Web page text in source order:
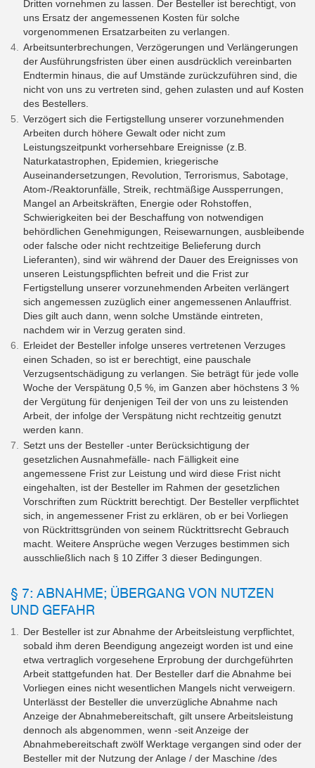
Dritten vornehmen zu lassen. Der Besteller ist berechtigt, von
uns Ersatz der angemessenen Kosten für solche
vorgenommenen Ersatzarbeiten zu verlangen.
Arbeitsunterbrechungen, Verzögerungen und Verlängerungen
der Ausführungsfristen über einen ausdrücklich vereinbarten
Endtermin hinaus, die auf Umstände zurückzuführen sind, die
nicht von uns zu vertreten sind, gehen zulasten und auf Kosten
des Bestellers.
Verzögert sich die Fertigstellung unserer vorzunehmenden
Arbeiten durch höhere Gewalt oder nicht zum
Leistungszeitpunkt vorhersehbare Ereignisse (z.B.
Naturkatastrophen, Epidemien, kriegerische
Auseinandersetzungen, Revolution, Terrorismus, Sabotage,
Atom-/Reaktorunfälle, Streik, rechtmäßige Aussperrungen,
Mangel an Arbeitskräften, Energie oder Rohstoffen,
Schwierigkeiten bei der Beschaffung von notwendigen
behördlichen Genehmigungen, Reisewarnungen, ausbleibende
oder falsche oder nicht rechtzeitige Belieferung durch
Lieferanten), sind wir während der Dauer des Ereignisses von
unseren Leistungspflichten befreit und die Frist zur
Fertigstellung unserer vorzunehmenden Arbeiten verlängert
sich angemessen zuzüglich einer angemessenen Anlauffrist.
Dies gilt auch dann, wenn solche Umstände eintreten,
nachdem wir in Verzug geraten sind.
Erleidet der Besteller infolge unseres vertretenen Verzuges
einen Schaden, so ist er berechtigt, eine pauschale
Verzugsentschädigung zu verlangen. Sie beträgt für jede volle
Woche der Verspätung 0,5 %, im Ganzen aber höchstens 3 %
der Vergütung für denjenigen Teil der von uns zu leistenden
Arbeit, der infolge der Verspätung nicht rechtzeitig genutzt
werden kann.
Setzt uns der Besteller -unter Berücksichtigung der
gesetzlichen Ausnahmefälle- nach Fälligkeit eine
angemessene Frist zur Leistung und wird diese Frist nicht
eingehalten, ist der Besteller im Rahmen der gesetzlichen
Vorschriften zum Rücktritt berechtigt. Der Besteller verpflichtet
sich, in angemessener Frist zu erklären, ob er bei Vorliegen
von Rücktrittsgründen von seinem Rücktrittsrecht Gebrauch
macht. Weitere Ansprüche wegen Verzuges bestimmen sich
ausschließlich nach § 10 Ziffer 3 dieser Bedingungen.
§ 7: ABNAHME; ÜBERGANG VON NUTZEN
UND GEFAHR
Der Besteller ist zur Abnahme der Arbeitsleistung verpflichtet,
sobald ihm deren Beendigung angezeigt worden ist und eine
etwa vertraglich vorgesehene Erprobung der durchgeführten
Arbeit stattgefunden hat. Der Besteller darf die Abnahme bei
Vorliegen eines nicht wesentlichen Mangels nicht verweigern.
Unterlässt der Besteller die unverzügliche Abnahme nach
Anzeige der Abnahmebereitschaft, gilt unsere Arbeitsleistung
dennoch als abgenommen, wenn -seit Anzeige der
Abnahmebereitschaft zwölf Werktage vergangen sind oder der
Besteller mit der Nutzung der Anlage / der Maschine /des